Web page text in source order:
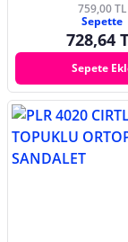
759,00 TL
Sepette
728,64
Sepete